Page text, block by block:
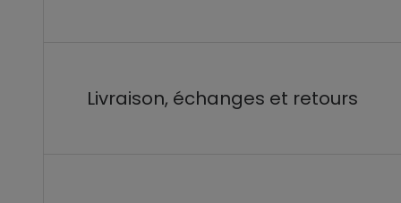
Livraison, échanges et retours